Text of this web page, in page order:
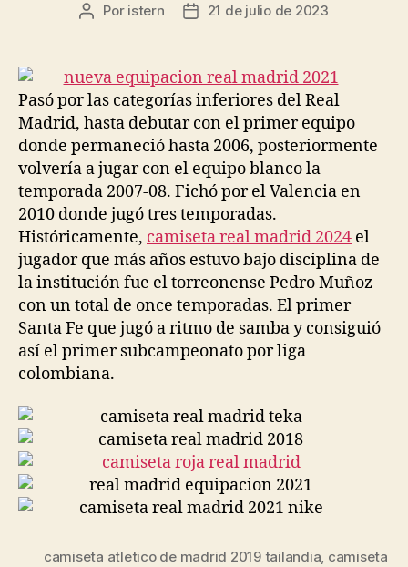
Autor
entrada
Por istern
Fecha
entrada
21 de julio de 2023
Pasó por las categorías inferiores del Real
Madrid, hasta debutar con el primer equipo
donde permaneció hasta 2006, posteriormente
volvería a jugar con el equipo blanco la
temporada 2007-08. Fichó por el Valencia en
2010 donde jugó tres temporadas.
Históricamente, camiseta real madrid 2024 el
jugador que más años estuvo bajo disciplina de
la institución fue el torreonense Pedro Muñoz
con un total de once temporadas. El primer
Santa Fe que jugó a ritmo de samba y consiguió
así el primer subcampeonato por liga
colombiana.
camiseta atletico de madrid 2019 tailandia, camiseta